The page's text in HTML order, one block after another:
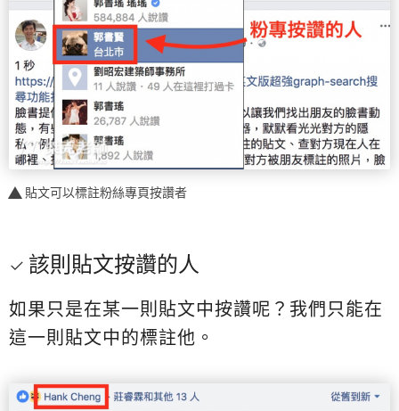
貼文可以標註粉絲專頁按讚者
該則貼文按讚的人
如果只是在某一則貼文中按讚呢？我們只能在
這一則貼文中的標註他。